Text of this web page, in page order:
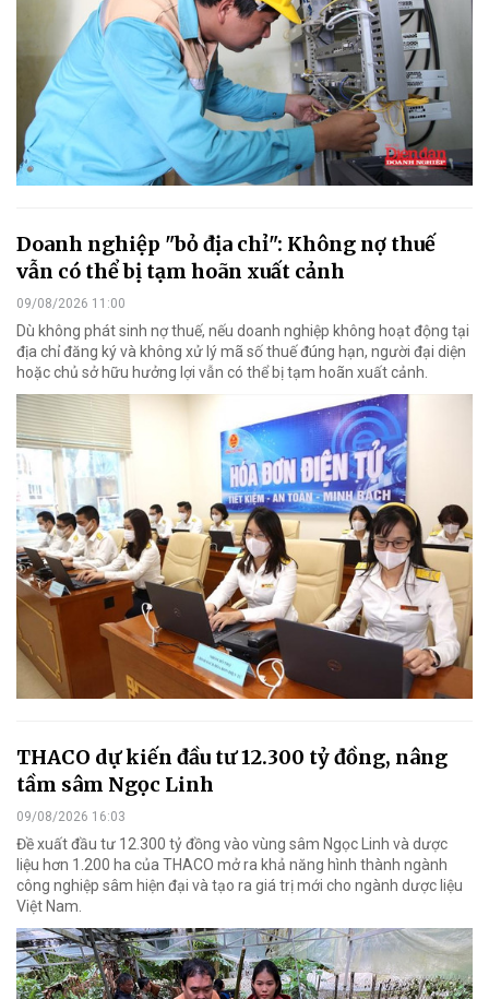
Doanh nghiệp "bỏ địa chỉ": Không nợ thuế
vẫn có thể bị tạm hoãn xuất cảnh
09/08/2026 11:00
Dù không phát sinh nợ thuế, nếu doanh nghiệp không hoạt động tại
địa chỉ đăng ký và không xử lý mã số thuế đúng hạn, người đại diện
hoặc chủ sở hữu hưởng lợi vẫn có thể bị tạm hoãn xuất cảnh.
THACO dự kiến đầu tư 12.300 tỷ đồng, nâng
tầm sâm Ngọc Linh
09/08/2026 16:03
Đề xuất đầu tư 12.300 tỷ đồng vào vùng sâm Ngọc Linh và dược
liệu hơn 1.200 ha của THACO mở ra khả năng hình thành ngành
công nghiệp sâm hiện đại và tạo ra giá trị mới cho ngành dược liệu
Việt Nam.